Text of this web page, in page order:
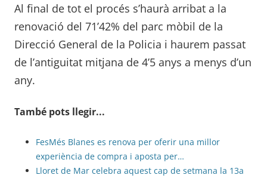
Al final de tot el procés s’haurà arribat a la
renovació del 71’42% del parc mòbil de la
Direcció General de la Policia i haurem passat
de l’antiguitat mitjana de 4’5 anys a menys d’un
any.
També pots llegir...
FesMés Blanes es renova per oferir una millor
experiència de compra i aposta per…
Lloret de Mar celebra aquest cap de setmana la 13a